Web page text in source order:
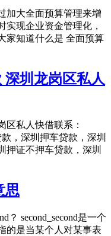
加大全面预算管理来增
实现企业资金管理化，
家知道什么是 全面预算
圳龙岗区私人
区私人快借联系：
，深圳押车贷款，深圳
押证不押车贷款，深圳
思
？ second_second是一个
的是当某个人对某事表